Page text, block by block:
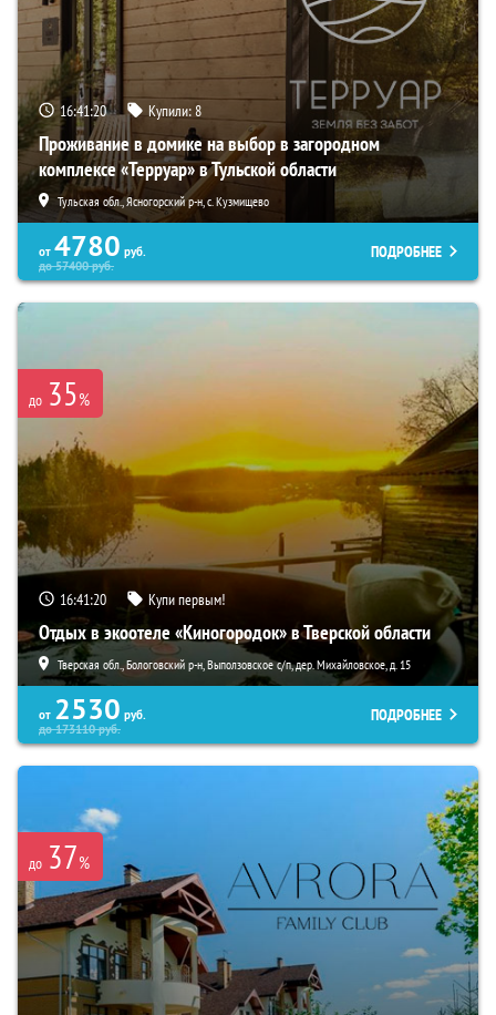
16:41:19 Купили:8
Проживание в домике на выбор в загородном
комплексе «Терруар» в Тульской области
Тульская обл., Ясногорский р-н, с. Кузмищево
от 4780 руб.
до57400руб.
ПОДРОБНЕЕ
до 35%
16:41:19 Купи первым!
Отдых в экоотеле «Киногородок» в Тверской области
Тверская обл., Бологовский р-н, Выползовское с/п, дер. Михайловское, д. 15
от 2530 руб.
до173110руб.
ПОДРОБНЕЕ
до 37%